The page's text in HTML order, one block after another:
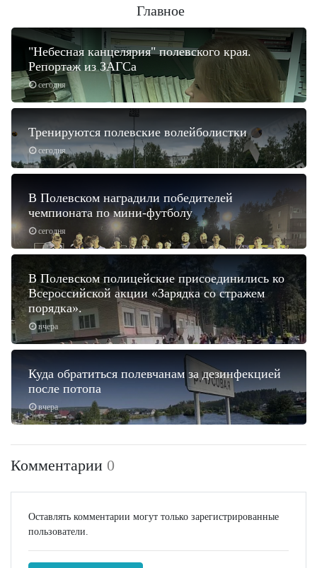
Главное
сегодня
"Небесная канцелярия" полевского края.
Репортаж из ЗАГСа
сегодня
Тренируются полевские волейболистки
сегодня
В Полевском наградили победителей
чемпионата по мини-футболу
вчера
В Полевском полицейские присоединились ко
Всероссийской акции «Зарядка со стражем
порядка».
вчера
Куда обратиться полевчанам за дезинфекцией
после потопа
Комментарии 0
Оставлять комментарии могут только зарегистрированные
пользователи.